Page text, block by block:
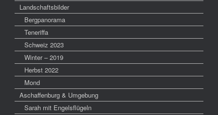
Landschaftsbilder
Bergpanorama
Teneriffa
Schweiz 2023
Winter – 2019
Herbst 2022
Mond
Aschaffenburg & Umgebung
Sarah mit Engelsflügeln